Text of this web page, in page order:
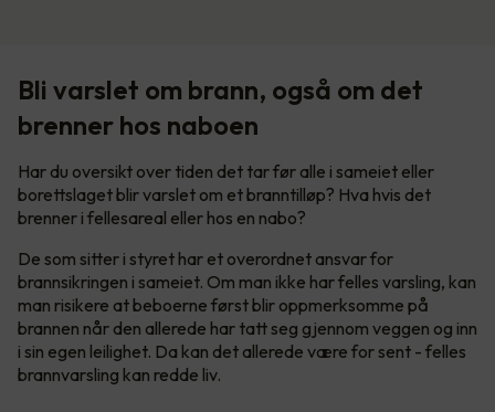
Bli varslet om brann, også om det
brenner hos naboen
Har du oversikt over tiden det tar før alle i sameiet eller
borettslaget blir varslet om et branntilløp? Hva hvis det
brenner i fellesareal eller hos en nabo?
De som sitter i styret har et overordnet ansvar for
brannsikringen i sameiet. Om man ikke har felles varsling, kan
man risikere at beboerne først blir oppmerksomme på
brannen når den allerede har tatt seg gjennom veggen og inn
i sin egen leilighet. Da kan det allerede være for sent - felles
brannvarsling kan redde liv.